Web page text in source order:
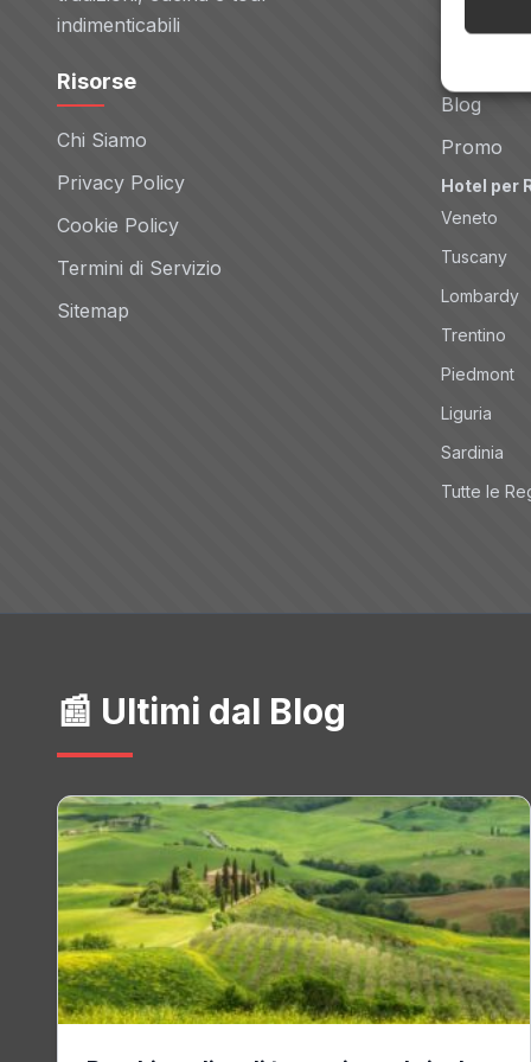
indimenticabili
Risorse
Chi Siamo
Privacy Policy
Cookie Policy
Termini di Servizio
Sitemap
Blog
Promo
Hotel per
Veneto
Tuscany
Lombardy
Trentino
Piedmont
Liguria
Sardinia
Tutte le
📰 Ultimi dal Blog